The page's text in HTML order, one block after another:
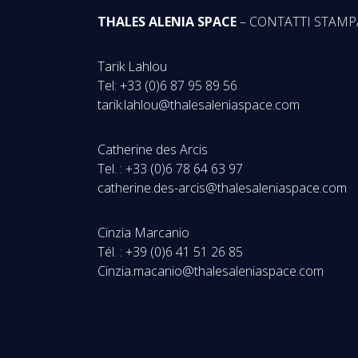
THALES ALENIA SPACE– CONTATTI
Tarik Lahlou
Tel: +33 (0)6 87 95 89 56
tarik.lahlou@thalesaleniaspace.com
Catherine des Arcis
Tel. : +33 (0)6 78 64 63 97
catherine.des-arcis@thalesaleniaspace.com
Cinzia Marcanio
Tél. : +39 (0)6 41 51 26 85
Cinzia.macanio@thalesaleniaspace.com